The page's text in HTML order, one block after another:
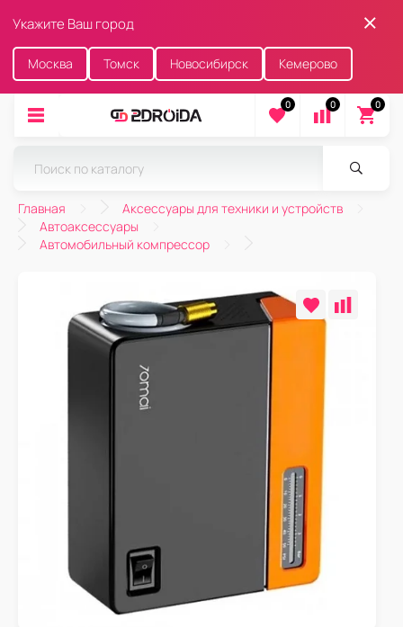
Укажите Ваш город
Москва Томск Новосибирск Кемерово
0 0 0
Главная
Аксессуары для техники и устройств
Автоаксессуары
Автомобильный компрессор